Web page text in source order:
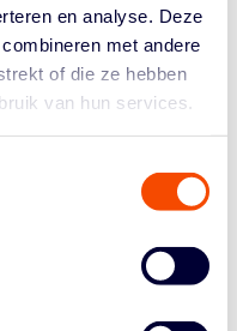
en analyse. Deze
met andere
of die ze hebben
van hun services.
te veel balverlies
voor dat
kon komen. Met nog
maar we verliezen 'm
topscorer bij
mede dankzij een